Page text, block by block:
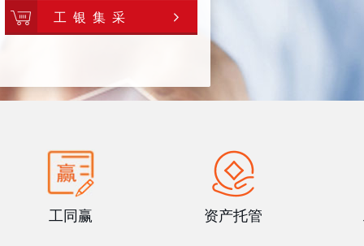
工 银 集 采
工同赢 资产托管